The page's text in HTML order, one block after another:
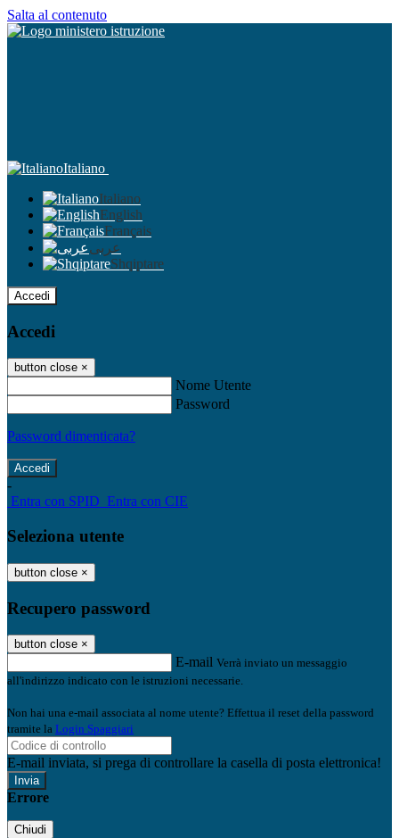
Salta al contenuto
Italiano
Italiano
English
Français
عربى
Shqiptare
Accedi
Accedi
button close ×
Nome Utente
Password
Password dimenticata?
-
Entra con SPID Entra con CIE
Seleziona utente
button close ×
Recupero password
button close ×
E-mail Verrà inviato un messaggio
all'indirizzo indicato con le istruzioni necessarie.
Non hai una e-mail associata al nome utente? Effettua il reset della password
tramite la Login Spaggiari
E-mail inviata, si prega di controllare la casella di posta elettronica!
Errore
Chiudi